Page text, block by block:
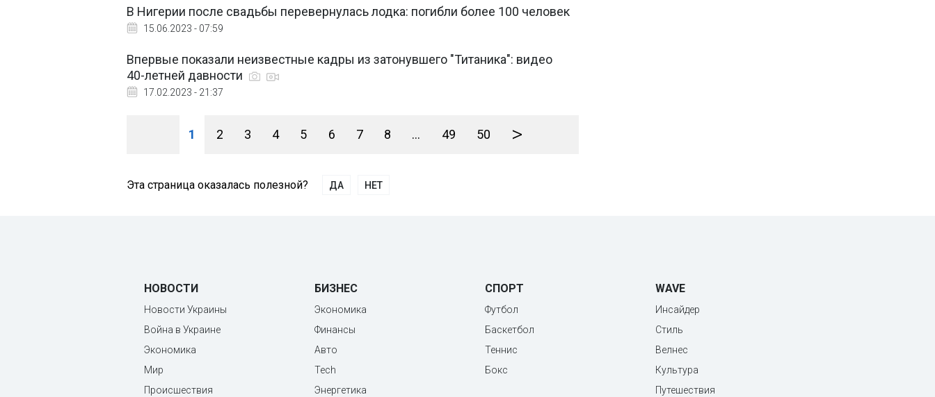
В Нигерии после свадьбы перевернулась лодка: погибли более 100 человек
15.06.2023 - 07:59
Впервые показали неизвестные кадры из затонувшего "Титаника": видео
40-летней давности
17.02.2023 - 21:37
1 2 3 4 5 6 7 8 ... 49 50 >
Эта страница оказалась полезной? ДА НЕТ
НОВОСТИ
Новости Украины
Война в Украине
Экономика
Мир
Происшествия
БИЗНЕС
Экономика
Финансы
Авто
Tech
Энергетика
СПОРТ
Футбол
Баскетбол
Теннис
Бокс
WAVE
Инсайдер
Стиль
Велнес
Культура
Путешествия